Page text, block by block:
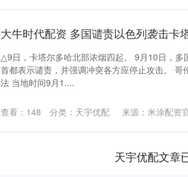
大牛时代配资 多国谴责以色列袭击卡
△9日，卡塔尔多哈北部浓烟四起。 9月10日，多
首都表示谴责，并强调冲突各方应停止攻击。 哥
法 当地时间9月1....
来源：米涂配资
查看： 148 分类： 天宇优配
天宇优配文章